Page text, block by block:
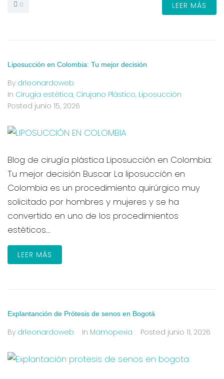
0 LEER MÁS
Liposucción en Colombia: Tu mejor decisión
By drleonardoweb
In Cirugía estética, Cirujano Plástico, Liposucción
Posted junio 15, 2026
Blog de cirugía plástica Liposucción en Colombia:
Tu mejor decisión Buscar La liposucción en
Colombia es un procedimiento quirúrgico muy
solicitado por hombres y mujeres y se ha
convertido en uno de los procedimientos
estéticos...
LEER MÁS
Explantanción de Prótesis de senos en Bogotá
By drleonardoweb In Mamopexia Posted junio 11, 2026